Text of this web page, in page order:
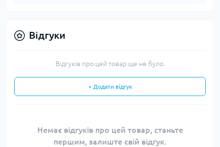
Відгуки
Відгуків про цей товар ще не було.
+ Додати відгук
Немає відгуків про цей товар, станьте
першим, залиште свій відгук.